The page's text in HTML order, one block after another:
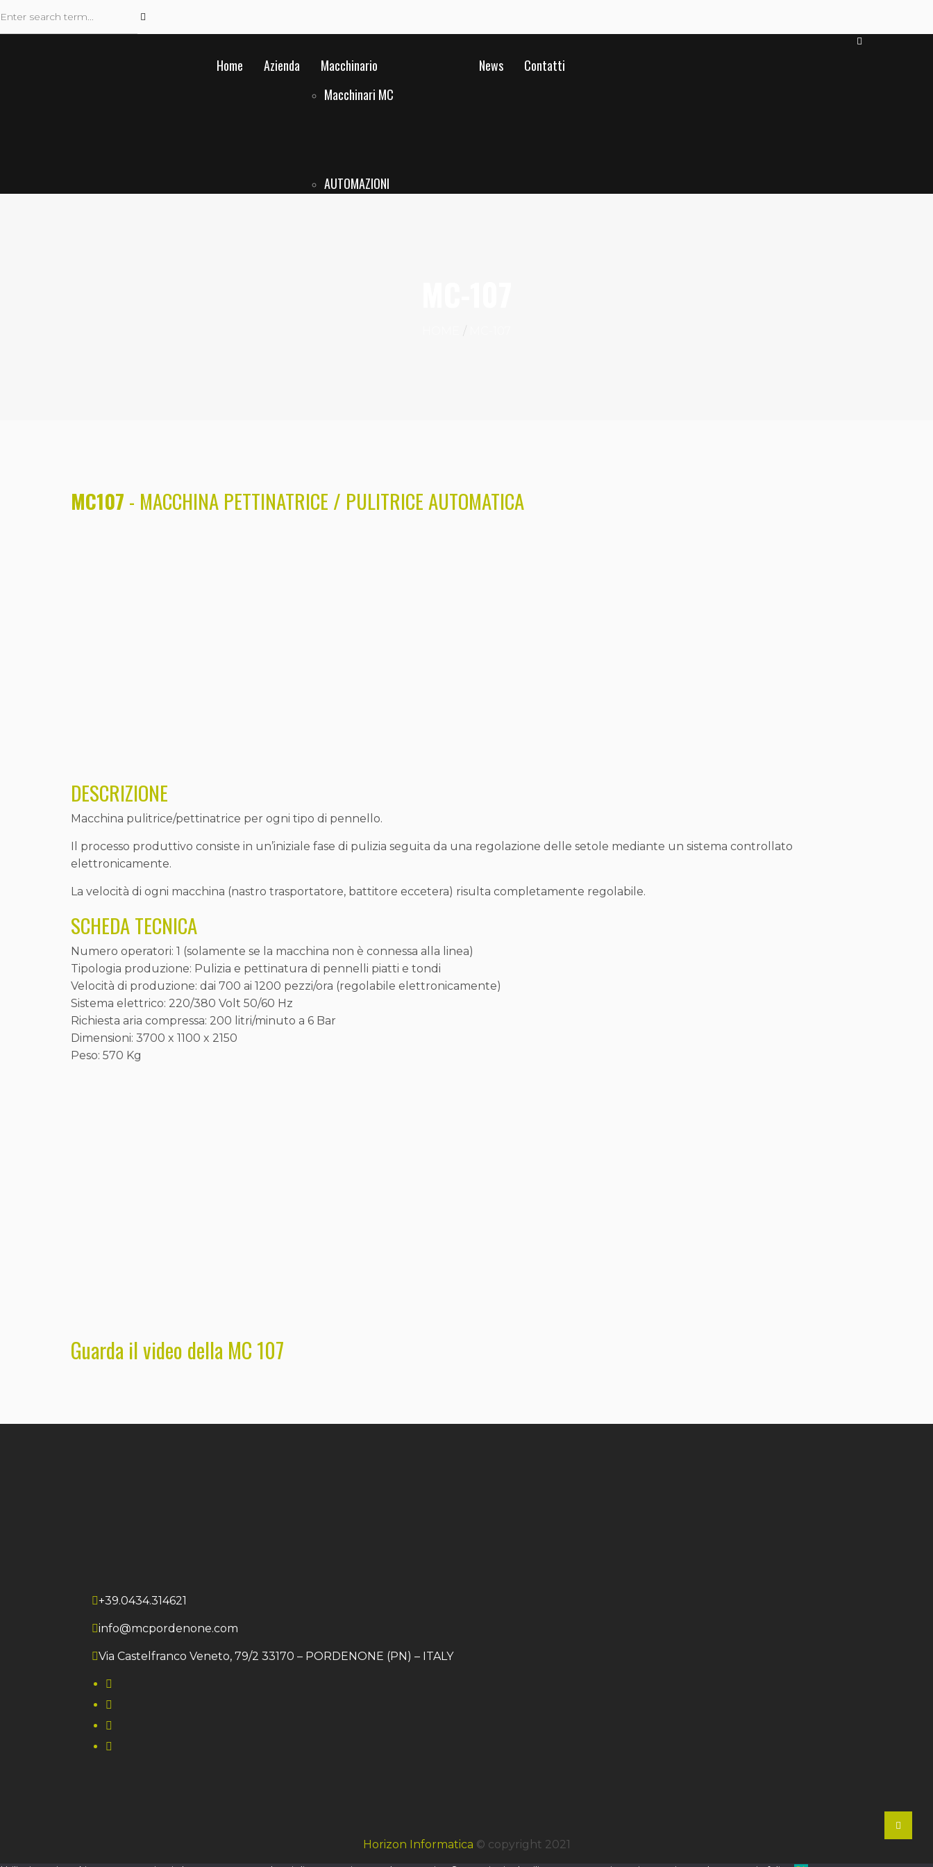
Home Azienda
Macchinario
Macchinari MC
AUTOMAZIONI
News Contatti
MC107 - MACCHINA PETTINATRICE / PULITRICE AUTOMATICA
DESCRIZIONE
Macchina pulitrice/pettinatrice per ogni tipo di pennello.
Il processo produttivo consiste in un’iniziale fase di pulizia seguita da una regolazione delle setole mediante un sistema controllato
elettronicamente.
La velocità di ogni macchina (nastro trasportatore, battitore eccetera) risulta completamente regolabile.
SCHEDA TECNICA
Numero operatori: 1 (solamente se la macchina non è connessa alla linea)
Tipologia produzione: Pulizia e pettinatura di pennelli piatti e tondi
Velocità di produzione: dai 700 ai 1200 pezzi/ora (regolabile elettronicamente)
Sistema elettrico: 220/380 Volt 50/60 Hz
Richiesta aria compressa: 200 litri/minuto a 6 Bar
Dimensioni: 3700 x 1100 x 2150
Peso: 570 Kg
Guarda il video della MC 107
+39.0434.314621
info@mcpordenone.com
Via Castelfranco Veneto, 79/2 33170 – PORDENONE (PN) – ITALY
Horizon Informatica © copyright 2021